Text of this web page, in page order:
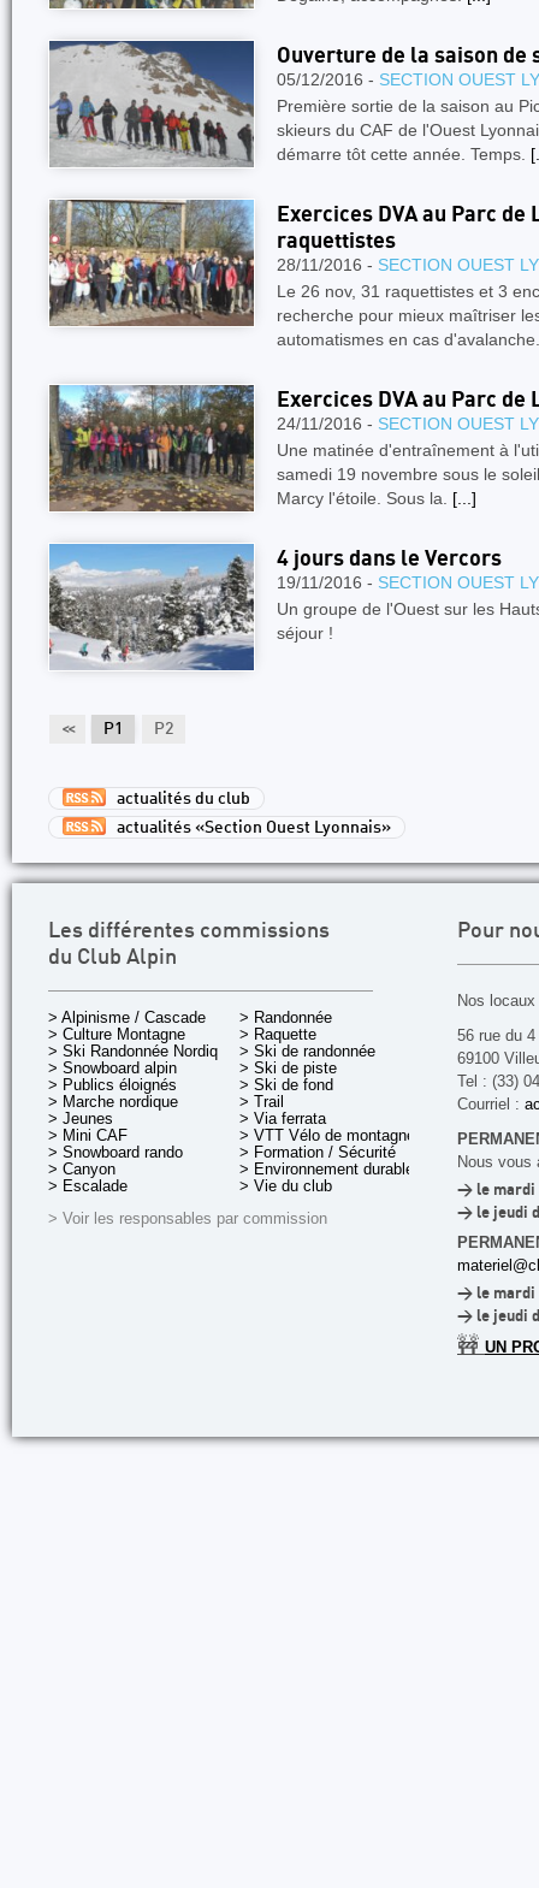
Ouverture de la saison de
05/12/2016 - SECTION OUEST
Première sortie de la saison au
skieurs du CAF de l'Ouest
démarre tôt cette année. Temps.
Exercices DVA au Parc
raquettistes
28/11/2016 - SECTION OUEST
Le 26 nov, 31 raquettistes et 3
recherche pour mieux maîtriser
automatismes en cas
Exercices DVA au Parc de
24/11/2016 - SECTION OUEST
Une matinée d'entraînement à
samedi 19 novembre sous le
Marcy l'étoile. Sous la. [...]
4 jours dans le Vercors
19/11/2016 - SECTION OUEST
Un groupe de l'Ouest sur les
séjour !
<< P1 P2
actualités du club
actualités «Section Ouest Lyonnais»
Les différentes commissions
du Club Alpin
> Alpinisme / Cascade
> Culture Montagne
> Ski Randonnée Nordique
> Snowboard alpin
> Publics éloignés
> Marche nordique
> Jeunes
> Mini CAF
> Snowboard rando
> Canyon
> Escalade
> Randonnée
> Raquette
> Ski de randonnée
> Ski de piste
> Ski de fond
> Trail
> Via ferrata
> VTT Vélo de montagne
> Formation / Sécurité
> Environnement durable
> Vie du club
> Voir les responsables par commission
Pour
Nos
56 rue du
69100
Tel : (33)
Courriel :
Nous vous
> le mardi
> le jeudi
> le mardi
> le jeudi
🚧 UN